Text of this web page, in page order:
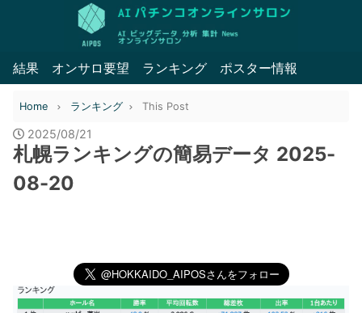
結果 オンサロ要望 ランキング ポスター情報
Home ランキング This Post
2025/08/21
札幌ランキングの簡易データ 2025-
08-20